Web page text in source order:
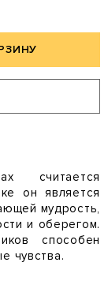
считается
он является
мудрость,
и оберегом.
способен
чувства.